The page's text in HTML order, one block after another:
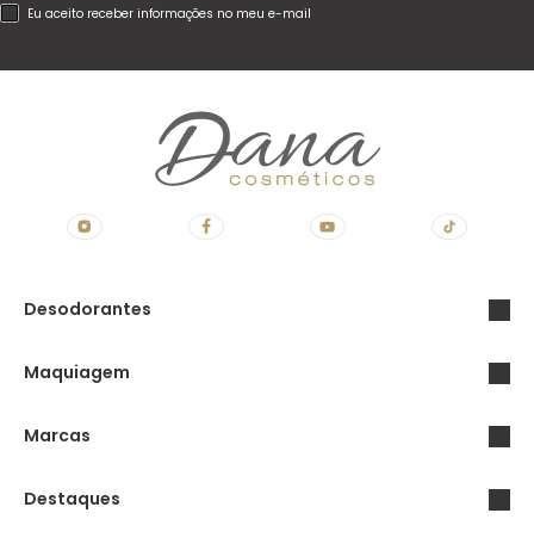
Eu aceito receber informações no meu e-mail
Desodorantes
Maquiagem
Marcas
Destaques